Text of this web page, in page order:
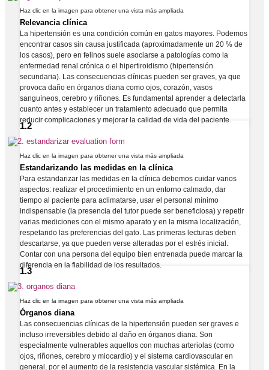
Haz clic en la imagen para obtener una vista más ampliada
Relevancia clínica
La hipertensión es una condición común en gatos mayores. Podemos
encontrar casos sin causa justificada (aproximadamente un 20 % de
los casos), pero en felinos suele asociarse a patologías como la
enfermedad renal crónica o el hipertiroidismo (hipertensión
secundaria). Las consecuencias clínicas pueden ser graves, ya que
provoca daño en órganos diana como ojos, corazón, vasos
sanguíneos, cerebro y riñones. Es fundamental aprender a detectarla
cuanto antes y establecer un tratamiento adecuado que permita
reducir complicaciones y mejorar la calidad de vida del paciente.
1.2
Haz clic en la imagen para obtener una vista más ampliada
Estandarizando las medidas en la clínica
Para estandarizar las medidas en la clínica debemos cuidar varios
aspectos: realizar el procedimiento en un entorno calmado, dar
tiempo al paciente para aclimatarse, usar el personal mínimo
indispensable (la presencia del tutor puede ser beneficiosa) y repetir
varias mediciones con el mismo aparato y en la misma localización,
respetando las preferencias del gato. Las primeras lecturas deben
descartarse, ya que pueden verse alteradas por el estrés inicial.
Contar con una persona del equipo bien entrenada puede marcar la
diferencia en la fiabilidad de los resultados.
1.3
Haz clic en la imagen para obtener una vista más ampliada
Órganos diana
Las consecuencias clínicas de la hipertensión pueden ser graves e
incluso irreversibles debido al daño en órganos diana. Son
especialmente vulnerables aquellos con muchas arteriolas (como
ojos, riñones, cerebro y miocardio) y el sistema cardiovascular en
general, por el aumento de la resistencia vascular sistémica. En la